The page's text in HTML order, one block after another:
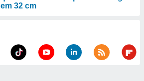
em 32 cm